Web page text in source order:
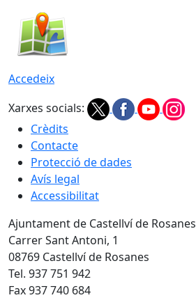
Accedeix
Xarxes socials:
Crèdits
Contacte
Protecció de dades
Avís legal
Accessibilitat
Ajuntament de Castellví de Rosanes
Carrer Sant Antoni, 1
08769 Castellví de Rosanes
Tel. 937 751 942
Fax 937 740 684